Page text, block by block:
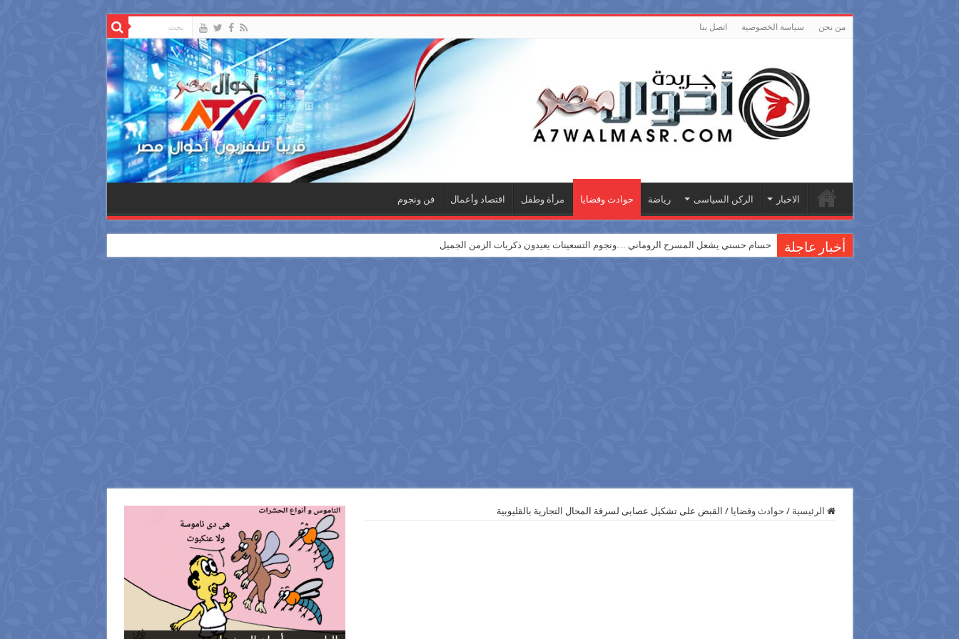
من نحن سياسة الخصوصية اتصل بنا
الاخبار الركن السياسى رياضة حوادث وقضايا مرأة وطفل اقتصاد وأعمال فن ونجوم
أخبار عاجلة حسام حسني يشعل المسرح الروماني …ونجوم التسعينات يعيدون ذكريات الزمن الجميل
الرئيسية / حوادث وقضايا / القبض على تشكيل عصابى لسرقة المحال التجارية بالقليوبية